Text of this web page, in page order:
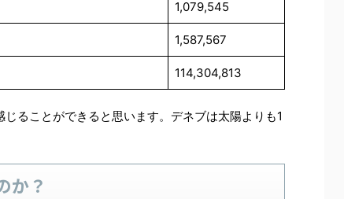
1,079,545
1,587,567
114,304,813
ることができると思います。デネブは太陽よりも1
か？